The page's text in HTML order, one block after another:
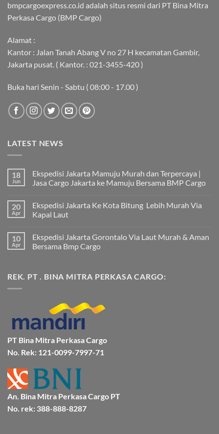
bmpcargoexpress.co.id adalah situs resmi dari PT Bina Mitra
Perkasa Cargo (BMP Cargo)
Alamat :
Kantor : Jalan Tanah Abang V no 27 H kecamatan Gambir,
Jakarta pusat. ( Kantor. : 021-3455-420 )
Buka hari Senin - Sabtu ( 08:00 - 17.00 )
LATEST NEWS
18
Jun
Ekspedisi Jakarta Mamuju Murah dan Terpercaya |
Jasa Cargo Jakarta ke Mamuju Bersama BMP Cargo
komentar
pada
Ekspedisi
Murah
dan
Terpercaya
Jakarta
ke
20
Apr
Ekspedisi Jakarta Ke Kota Bitung Lebih Murah Via
Kapal Laut
komentar
pada
Ekspedisi
Bitung
Lebih
10
Apr
Ekspedisi Jakarta Gorontalo Via Laut Murah & Aman
Bersama Bmp Cargo
pada
Ekspedisi
&
Aman
Bersama
Bmp
Cargo
REK. PT . BINA MITRA PERKASA CARGO:
PT Bina Mitra Perkasa Cargo
No. Rek: 121-0099-7997-71
An. Bina Mitra Perkasa Cargo PT
No. rek: 388-888-8287